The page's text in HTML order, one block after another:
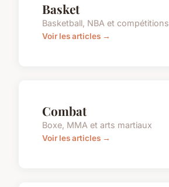
Basket
Basketball, NBA et compétitions
Voir les articles →
Combat
Boxe, MMA et arts martiaux
Voir les articles →